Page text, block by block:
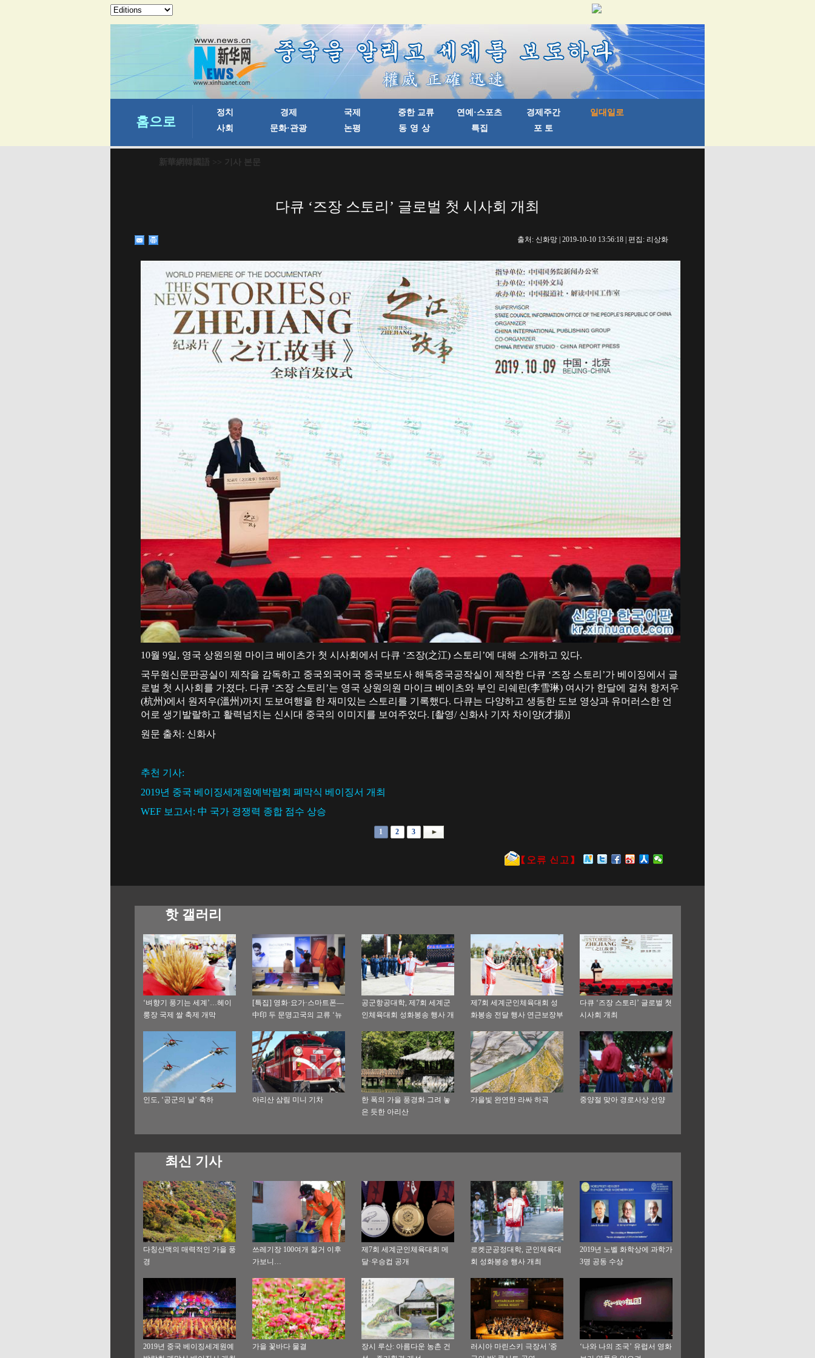
新華網韓國語 >> 기사 본문
다큐 ‘즈장 스토리’ 글로벌 첫 시사회 개최
출처: 신화망 | 2019-10-10 13:56:18 | 편집: 리상화
10월 9일, 영국 상원의원 마이크 베이츠가 첫 시사회에서 다큐 ‘즈장(之江) 스토리’에 대해 소개하고 있다.
국무원신문판공실이 제작을 감독하고 중국외국어국 중국보도사 해독중국공작실이 제작한 다큐 ‘즈장 스토리’가 베이징에서 글
로벌 첫 시사회를 가졌다. 다큐 ‘즈장 스토리’는 영국 상원의원 마이크 베이츠와 부인 리쉐린(李雪琳) 여사가 한달에 걸쳐 항저우
(杭州)에서 원저우(溫州)까지 도보여행을 한 재미있는 스토리를 기록했다. 다큐는 다양하고 생동한 도보 영상과 유머러스한 언
어로 생기발랄하고 활력넘치는 신시대 중국의 이미지를 보여주었다. [촬영/ 신화사 기자 차이양(才揚)]
원문 출처: 신화사
추천 기사:
2019년 중국 베이징세계원예박람회 폐막식 베이징서 개최
WEF 보고서: 中 국가 경쟁력 종합 점수 상승
1 2 3
핫 갤러리
‘벼향기 풍기는 세계’…헤이
룽장 국제 쌀 축제 개막
[특집] 영화·요가·스마트폰—
中印 두 문명고국의 교류 ‘뉴
공군항공대학, 제7회 세계군
인체육대회 성화봉송 행사 개
제7회 세계군인체육대회 성
화봉송 전달 행사 연근보장부
다큐 ‘즈장 스토리’ 글로벌 첫
시사회 개최
인도, ‘공군의 날’ 축하 아리산 삼림 미니 기차
한 폭의 가을 풍경화 그려 놓
은 듯한 아리산
가을빛 완연한 라싸 하곡 중양절 맞아 경로사상 선양
최신 기사
다칭산맥의 매력적인 가을 풍
경
쓰레기장 100여개 철거 이후
가보니…
제7회 세계군인체육대회 메
달·우승컵 공개
로켓군공정대학, 군인체육대
회 성화봉송 행사 개최
2019년 노벨 화학상에 과학가
3명 공동 수상
2019년 중국 베이징세계원예
가을 꽃바다 물결
장시 루산: 아름다운 농촌 건
러시아 마린스키 극장서 '중
‘나와 나의 조국’ 유럽서 영화